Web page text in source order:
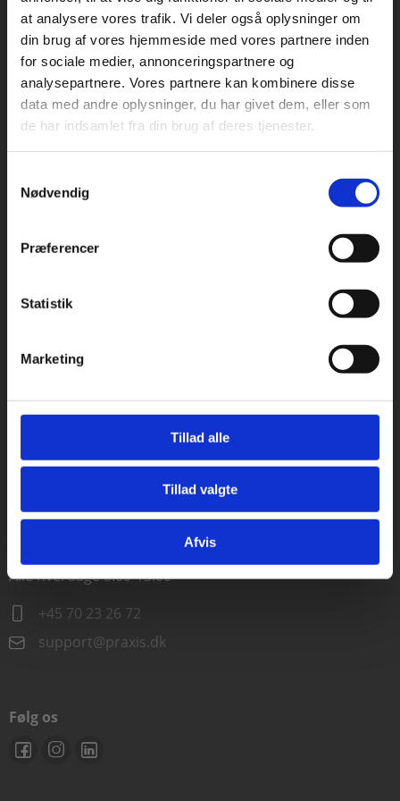
at analysere vores trafik. Vi deler også oplysninger om
din brug af vores hjemmeside med vores partnere inden
for sociale medier, annonceringspartnere og
analysepartnere. Vores partnere kan kombinere disse
data med andre oplysninger, du har givet dem, eller som
de har indsamlet fra din brug af deres tjenester.
Nødvendig
Præferencer
Statistik
Marketing
Tillad alle
Tillad valgte
Afvis
Praxis Forlag A/S
CVR 41280921
København
1120 København K
Kochsgade 31D
Rødekro
Kontakt kundeservice
+45 70 23 85 87
Kontakt teknisk support
Alle hverdage 8.00-15.00
+45 70 23 26 72
support@praxis.dk
Følg os
For privatkunder og
studerende. Du får
vist priser inkl.
For institutioner og
virksomheder. Du
får vist priser ekskl.
Gå til praxisOnline